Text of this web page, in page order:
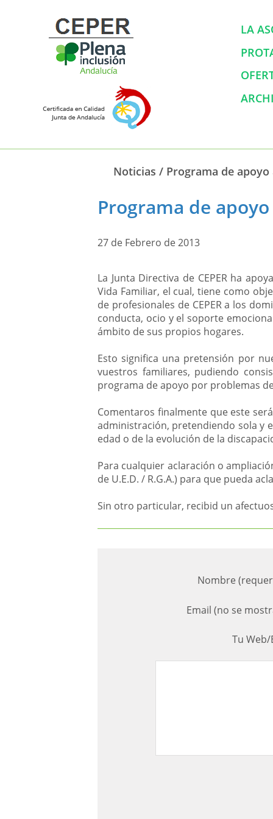
LA
Noticias / Programa de
Programa de
27 de Febrero de 2013
La Junta Directiva de CEPER ha
Vida Familiar, el cual, tiene como
de profesionales de CEPER a los
conducta, ocio y el soporte
ámbito de sus propios hogares.
Esto significa una pretensión por
vuestros familiares, pudiendo
programa de apoyo por problemas
Comentaros finalmente que este
administración, pretendiendo sola y
edad o de la evolución de la
Para cualquier aclaración o
de U.E.D. / R.G.A.) para que pueda
Sin otro particular, recibid un
Nombre
Email (no se
Tu